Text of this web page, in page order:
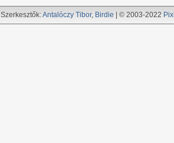
Szerkesztők:Antalóczy Tibor, Birdie | © 2003-2022